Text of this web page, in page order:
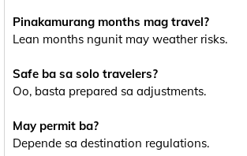
Pinakamurang months mag travel?
Lean months ngunit may weather risks.
Safe ba sa solo travelers?
Oo, basta prepared sa adjustments.
May permit ba?
Depende sa destination regulations.